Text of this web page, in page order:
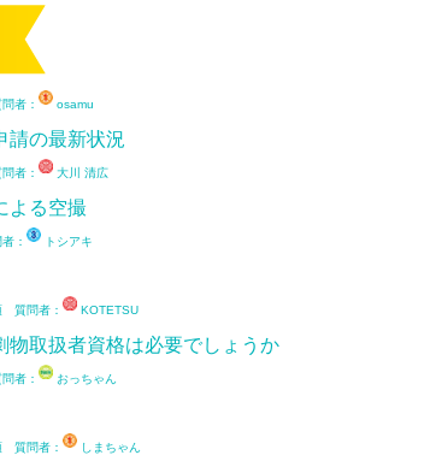
者： osamu
請の最新状況
者： 大川 清広
よる空撮
： トシアキ
質問者： KOTETSU
物取扱者資格は必要でしょうか
者： おっちゃん
質問者： しまちゃん